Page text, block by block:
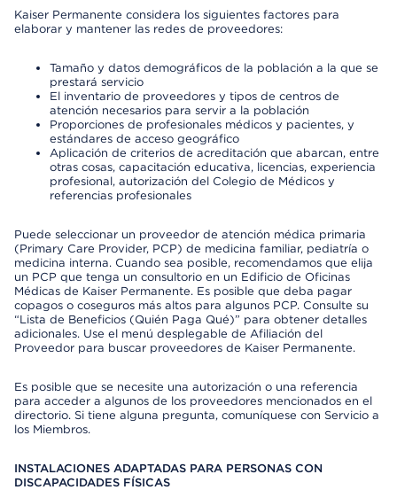
Kaiser Permanente considera los siguientes factores para
elaborar y mantener las redes de proveedores:
Tamaño y datos demográficos de la población a la que se
prestará servicio
El inventario de proveedores y tipos de centros de
atención necesarios para servir a la población
Proporciones de profesionales médicos y pacientes, y
estándares de acceso geográfico
Aplicación de criterios de acreditación que abarcan, entre
otras cosas, capacitación educativa, licencias, experiencia
profesional, autorización del Colegio de Médicos y
referencias profesionales
Puede seleccionar un proveedor de atención médica primaria
(Primary Care Provider, PCP) de medicina familiar, pediatría o
medicina interna. Cuando sea posible, recomendamos que elija
un PCP que tenga un consultorio en un Edificio de Oficinas
Médicas de Kaiser Permanente. Es posible que deba pagar
copagos o coseguros más altos para algunos PCP. Consulte su
“Lista de Beneficios (Quién Paga Qué)” para obtener detalles
adicionales. Use el menú desplegable de Afiliación del
Proveedor para buscar proveedores de Kaiser Permanente.
Es posible que se necesite una autorización o una referencia
para acceder a algunos de los proveedores mencionados en el
directorio. Si tiene alguna pregunta, comuníquese con Servicio a
los Miembros.
INSTALACIONES ADAPTADAS PARA PERSONAS CON
DISCAPACIDADES FÍSICAS